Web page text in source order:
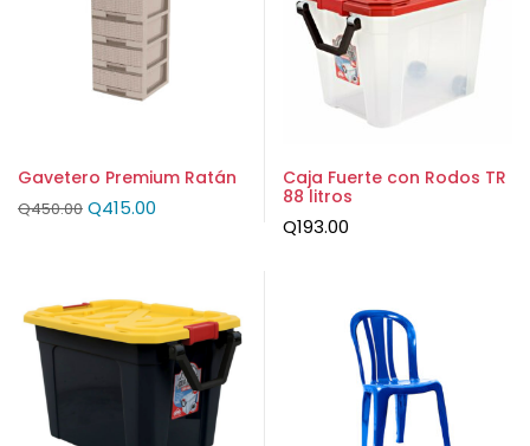
Gavetero Premium Ratán
Q450.00 Q415.00
Caja Fuerte con Rodos TR
88 litros
Q193.00